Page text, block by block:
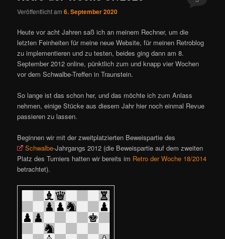
Veröffentlicht am6. September 2020
Heute vor acht Jahren saß ich an meinem Rechner, um die
letzten Feinheiten für meine neue Website, für meinen Retroblog
zu implementieren und zu testen, beides ging dann am 8.
September 2012 online, pünktlich zum und knapp vier Wochen
vor dem Schwalbe-Treffen in Traunstein.
So lange ist das schon her, und das möchte ich zum Anlass
nehmen, einige Stücke aus diesem Jahr hier noch einmal Revue
passieren zu lassen.
Beginnen wir mit der zweitplatzierten Beweispartie des
Schwalbe-Jahrgangs 2012 (die Beweispartie auf dem zweiten
Platz des Turniers hatten wir bereits im Retro der Woche 18/2014
betrachtet).